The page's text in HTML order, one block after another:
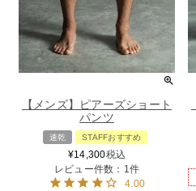
【メンズ】ピアーズショート
パンツ
速乾 STAFFおすすめ
¥14,300税込
レビュー件数：1件
4.00